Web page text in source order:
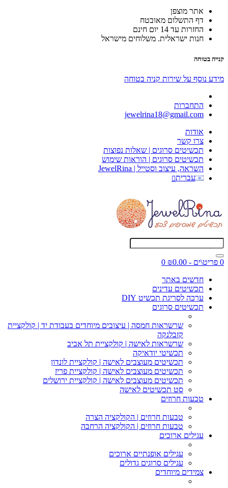
אתר מוצפן
דף התשלום מאובטח
החזרות עד 14 יום חינם
חנות ישראלית. משלוחים מישראל
קנייה בטוחה
מידע נוסף על שירות קניה בטוחה
התחברות
jewelrina18@gmail.com
אודות
צרו קשר
תכשיטים סרוגים | שאלות נפוצות
תכשיטים סרוגים | הוראות שימוש
השראה, עיצוב וסטייל | JewelRina
עברית
0 פריט\ים - ₪0.00
0
חדשים באתר
תכשיטים עדינים
ערכה לסריגת תכשיט DIY
תכשיטים סרוגים
שרשראות חמסה | עיצובים מיוחדים בעבודת יד | קולקציית
קזבלנקה
שרשראות לאישה | קולקציית תל אביב
תכשיטי יודאיקה
תכשיטים מעוצבים לאישה | קולקציית לונדון
תכשיטים מעוצבים לאישה | קולקציית פריז
תכשיטים מעוצבים לאישה | קולקציית ירושלים
סט תכשיטים לאישה
טבעות חרוזים
טבעות חרוזים | הקולקציה הצרה
טבעות חרוזים | הקולקציה הרחבה
עגילים ארוכים
עגילים אופנתיים ארוכים
עגילים סרוגים גדולים
צמידים מיוחדים